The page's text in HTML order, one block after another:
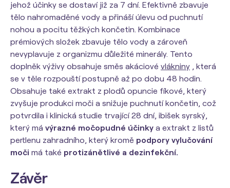
jehož účinky se dostaví již za 7 dní. Efektivně zbavuje
tělo nahromaděné vody a přináší úlevu od puchnutí
nohou a pocitu těžkých končetin. Kombinace
prémiových složek zbavuje tělo vody a zároveň
nevyplavuje z organizmu důležité minerály. Tento
doplněk výživy obsahuje směs akáciové vlákniny , která
se v těle rozpouští postupně až po dobu 48 hodin.
Obsahuje také extrakt z plodů opuncie fíkové, který
zvyšuje produkci moči a snižuje puchnutí končetin, což
potvrdila i klinická studie trvající 28 dní, ibišek syrský,
který má výrazné močopudné účinky a extrakt z listů
pertlenu zahradního, který kromě podpory vylučování
moči má také protizánětlivé a dezinfekční.
Závěr